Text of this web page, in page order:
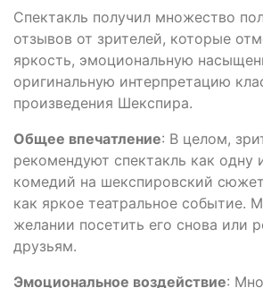
Спектакль получил множество
отзывов от зрителей, которые
яркость, эмоциональную
оригинальную интерпретацию
произведения Шекспира.
Общее впечатление: В целом,
рекомендуют спектакль как одну
комедий на шекспировский
как яркое театральное событие.
желании посетить его снова или
друзьям.
Эмоциональное воздействие: